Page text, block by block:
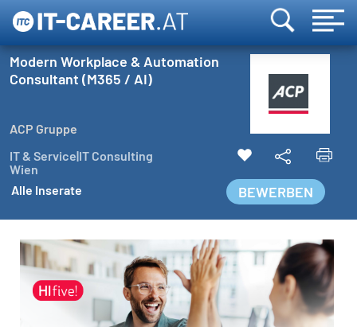
Modern Workplace & Automation
Consultant (M365 / AI)
ACP Gruppe
IT & Service|IT Consulting
Wien
Alle Inserate
BEWERBEN